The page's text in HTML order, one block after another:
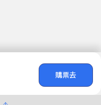
購票去